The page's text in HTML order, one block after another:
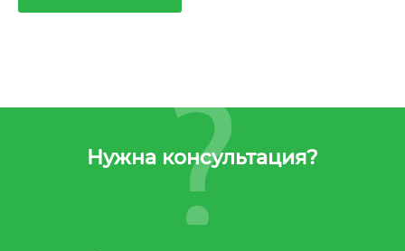
Нужна консультация?